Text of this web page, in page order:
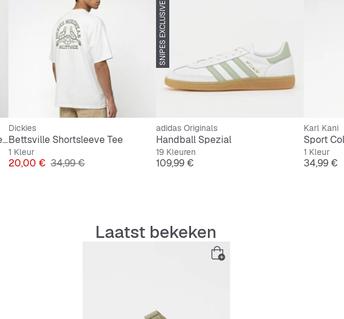
Team Issue Wordmark Shortsleeve
Dickies
Bettsville Shortsleeve Tee
1 Kleur
Prijs
20,00 € Originele Prijs
34,99 €
SNIPES EXCLUSIVE
adidas Originals
Handball Spezial
19 Kleuren
Prijs
109,99 €
Karl Kani
1 Kleur
Prijs
34,99 €
Laatst bekeken